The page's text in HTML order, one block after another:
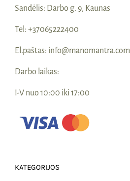
Sandėlis: Darbo g. 9, Kaunas
Tel: +37065222400
El.paštas: info@manomantra.com
Darbo laikas:
I-V nuo 10:00 iki 17:00
KATEGORIJOS